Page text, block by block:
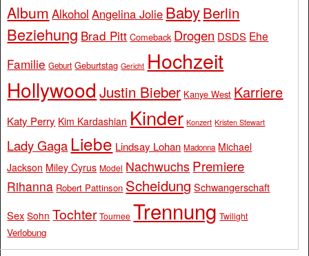
Album Alkohol Angelina Jolie BabyBerlin
Beziehung Brad Pitt Comeback Drogen DSDS Ehe
Familie Geburt Geburtstag Gericht Hochzeit
Hollywood Justin Bieber Kanye West Karriere
Katy Perry Kim Kardashian Kinder Konzert Kristen Stewart
Lady Gaga Liebe Lindsay Lohan Madonna Michael
Jackson Miley Cyrus Model Nachwuchs Premiere
Rihanna Robert Pattinson Scheidung Schwangerschaft
Sex Sohn Tochter Tournee Trennung Twilight
Verlobung